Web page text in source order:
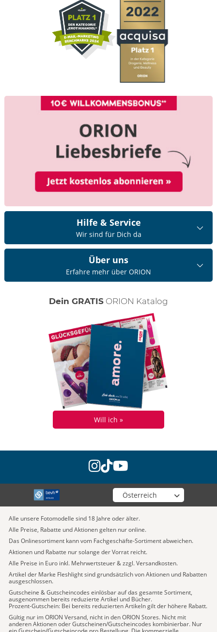
Hilfe & Service
Wir sind für Dich da
Über uns
Erfahre mehr über ORION
Dein GRATIS ORION Katalog
Will ich »
instagram
tiktok
youtube
Wähle deinen Shop
Alle unsere Fotomodelle sind 18 Jahre oder älter.
Alle Preise, Rabatte und Aktionen gelten nur online.
Das Onlinesortiment kann vom Fachgeschäfte-Sortiment abweichen.
Aktionen und Rabatte nur solange der Vorrat reicht.
Alle Preise in Euro inkl. Mehrwertsteuer & zzgl. Versandkosten.
Artikel der Marke Fleshlight sind grundsätzlich von Aktionen und Rabatten
ausgeschlossen.
Gutscheine & Gutscheincodes einlösbar auf das gesamte Sortiment,
ausgenommen bereits reduzierte Artikel und Bücher.
Prozent-Gutschein: Bei bereits reduzierten Artikeln gilt der höhere Rabatt.
Gültig nur im ORION Versand, nicht in den ORION Stores. Nicht mit
anderen Aktionen oder Gutscheinen/Gutscheincodes kombinierbar. Nur